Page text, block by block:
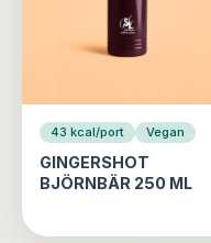
43 kcal/port Vegan
GINGERSHOT
BJÖRNBÄR 250 ML